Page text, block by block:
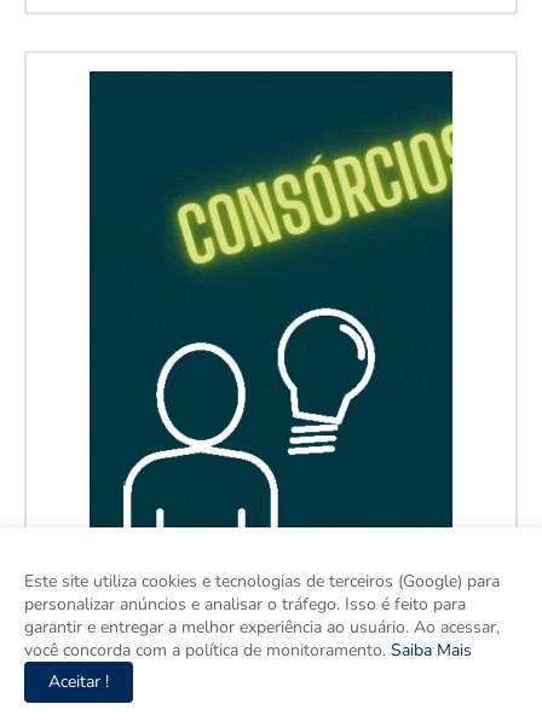
Este site utiliza cookies e tecnologias de terceiros (Google) para
personalizar anúncios e analisar o tráfego. Isso é feito para
garantir e entregar a melhor experiência ao usuário. Ao acessar,
você concorda com a política de monitoramento. Saiba Mais
Aceitar !